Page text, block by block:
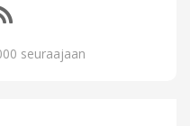
seuraajaan